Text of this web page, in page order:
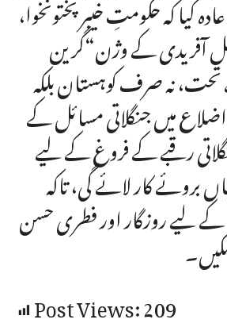
کیا کہ حکومتِ خیبرپختونخوا،
آفریدی کے وژن“گرین
تحت، نہ صرف کوہستان بلکہ
میں جنگلاتی مسائل کے
رقبے کے فروغ کے لیے
بروئے کار لائے گی، تاکہ
لیے روزگار اور فطری حسن
Post Views:209